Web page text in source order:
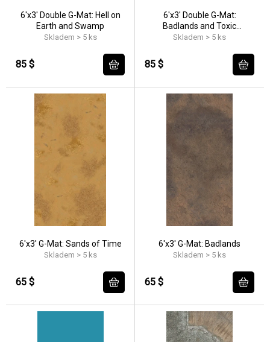
6'x3' Double G-Mat: Hell on
Earth and Swamp
Skladem > 5 ks
85 $
6'x3' Double G-Mat:
Badlands and Toxic
Badlands
Skladem > 5 ks
85 $
6'x3' G-Mat: Sands of Time
Skladem > 5 ks
65 $
6'x3' G-Mat: Badlands
Skladem > 5 ks
65 $